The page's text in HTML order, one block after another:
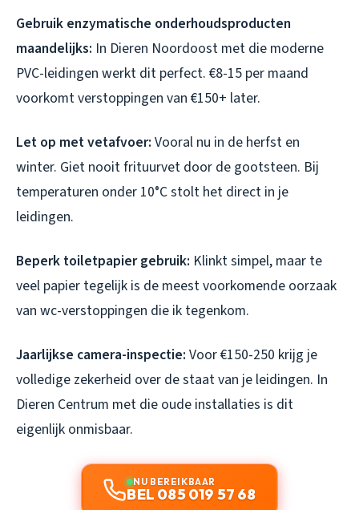
Gebruik enzymatische onderhoudsproducten
maandelijks: In Dieren Noordoost met die moderne
PVC-leidingen werkt dit perfect. €8-15 per maand
voorkomt verstoppingen van €150+ later.
Let op met vetafvoer: Vooral nu in de herfst en
winter. Giet nooit frituurvet door de gootsteen. Bij
temperaturen onder 10°C stolt het direct in je
leidingen.
Beperk toiletpapier gebruik: Klinkt simpel, maar te
veel papier tegelijk is de meest voorkomende oorzaak
van wc-verstoppingen die ik tegenkom.
Jaarlijkse camera-inspectie: Voor €150-250 krijg je
volledige zekerheid over de staat van je leidingen. In
Dieren Centrum met die oude installaties is dit
eigenlijk onmisbaar.
NU BEREIKBAAR
BEL 085 019 57 68